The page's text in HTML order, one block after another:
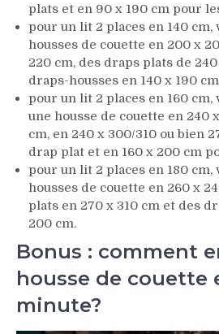
plats et en 90 x 190 cm pour
pour un lit 2 places en 140
housses de couette en 200 x
220 cm, des draps plats de
draps-housses en 140 x 190
pour un lit 2 places en 160
une housse de couette en 240
cm, en 240 x 300/310 ou bien
drap plat et en 160 x 200 cm
pour un lit 2 places en 180
housses de couette en 260 x
plats en 270 x 310 cm et des
200 cm.
Bonus : comment
housse de couette
minute?